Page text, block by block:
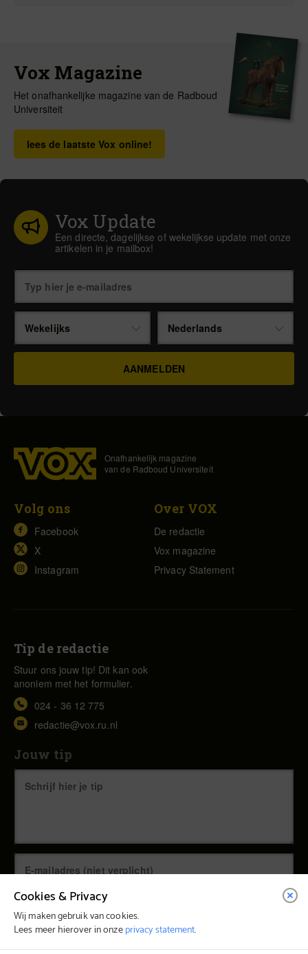
Vox Magazine
Het onafhankelijke magazine van de Radboud
Universiteit
lees de laatste Vox online!
Vox Update
Een directe, dagelijkse of wekelijkse update met onze
artikelen in je mailbox!
Wekelijks Nederlands
Onafhankelijk magazine
van de Radboud Universiteit
Volg ons
Facebook
X
Instagram
Over VOX
De redactie
Vox magazine
Privacy Statement
Tip de redactie
Stuur ons jouw tip! Dit kan ook
anoniem met het formulier.
024 - 36 12 775
redactie@vox.ru.nl
Jouw tip
Cookies & Privacy
Wij maken gebruik van cookies.
Lees meer hierover in onzeprivacy statement.